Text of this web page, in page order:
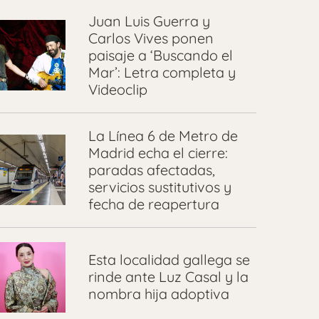
Juan Luis Guerra y
Carlos Vives ponen
paisaje a ‘Buscando el
Mar’: Letra completa y
Videoclip
La Línea 6 de Metro de
Madrid echa el cierre:
paradas afectadas,
servicios sustitutivos y
fecha de reapertura
Esta localidad gallega se
rinde ante Luz Casal y la
nombra hija adoptiva